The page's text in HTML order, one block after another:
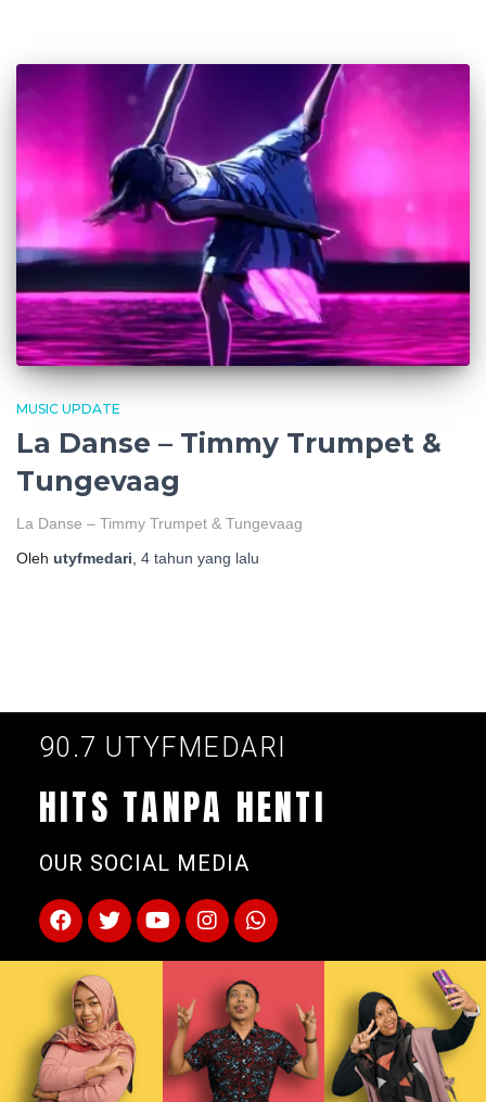
MUSIC UPDATE
La Danse – Timmy Trumpet &
Tungevaag
La Danse – Timmy Trumpet & Tungevaag
Oleh utyfmedari, 4 tahun yang lalu
90.7 UTYFMEDARI
HITS TANPA HENTI
OUR SOCIAL MEDIA